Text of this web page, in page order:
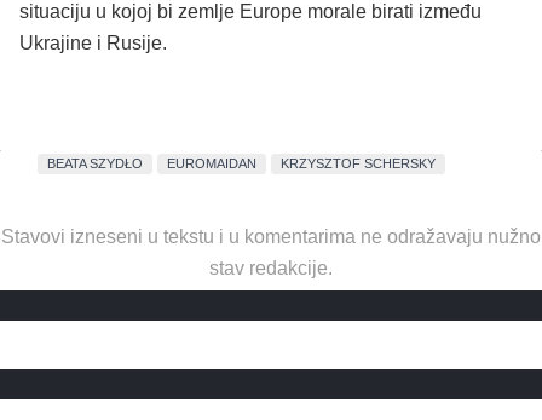
situaciju u kojoj bi zemlje Europe morale birati između
Ukrajine i Rusije.
BEATA SZYDŁO EUROMAIDAN KRZYSZTOF SCHERSKY
Stavovi izneseni u tekstu i u komentarima ne odražavaju nužno
stav redakcije.